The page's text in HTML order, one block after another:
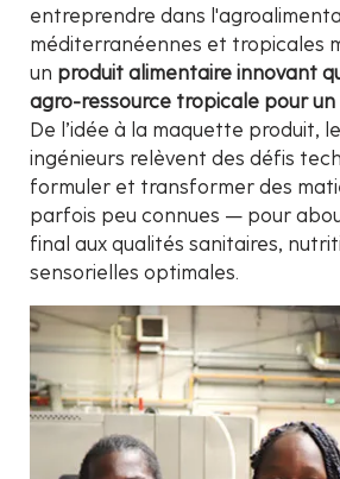
entreprendre dans
méditerranéennes et tropicales
un produit alimentaire innovant
agro-ressource tropicale pour un
De l’idée à la maquette produit,
ingénieurs relèvent des défis
formuler et transformer des
parfois peu connues — pour
final aux qualités sanitaires,
sensorielles optimales.